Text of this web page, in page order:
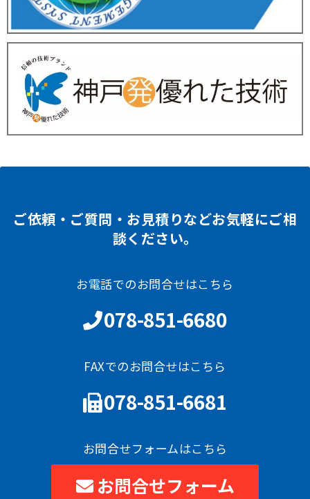
ご依頼・ご質問・お見積りなどお気軽にご相
談ください。
お電話でのお問合せはこちら
078-851-6680
FAXでのお問合せはこちら
078-851-6681
お問合せフォームはこちら
お問合せフォーム